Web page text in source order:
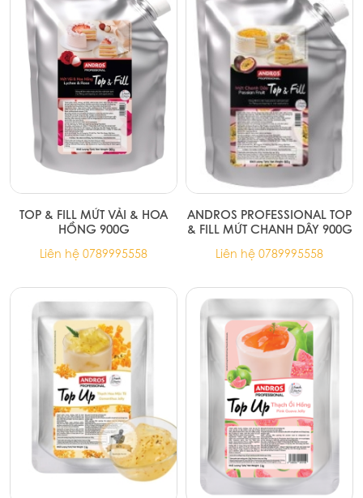
TOP & FILL MỨT VẢI & HOA
HỒNG 900G
Liên hệ 0789995558
ANDROS PROFESSIONAL TOP
& FILL MỨT CHANH DÂY 900G
Liên hệ 0789995558